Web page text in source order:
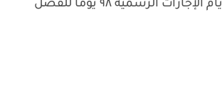
٣٥ أسبوعًا، وتكون مدة أيام الدراسة الفعلية بعد حذف أيام الإجازات الرسمية ٩٨ يوما للفصل